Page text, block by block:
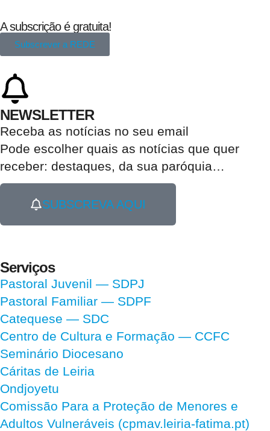
A subscrição é gratuita!
Subscrever a REDE
NEWSLETTER
Receba as notícias no seu email​
Pode escolher quais as notícias que quer
receber: destaques, da sua paróquia…
SUBSCREVA AQUI
Serviços
Pastoral Juvenil — SDPJ
Pastoral Familiar — SDPF
Catequese — SDC
Centro de Cultura e Formação — CCFC
Seminário Diocesano
Cáritas de Leiria
Ondjoyetu
Comissão Para a Proteção de Menores e
Adultos Vulneráveis (cpmav.leiria-fatima.pt)